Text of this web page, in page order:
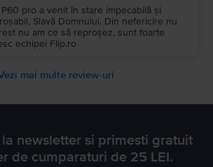
pro a venit în stare impecabilă și
Slavă Domnului. Din nefericire nu
nu am ce să reproșez, sunt foarte
echipei Flip.ro
mai multe review-uri
newsletter si primesti gratuit
de cumparaturi de 25 LEI.